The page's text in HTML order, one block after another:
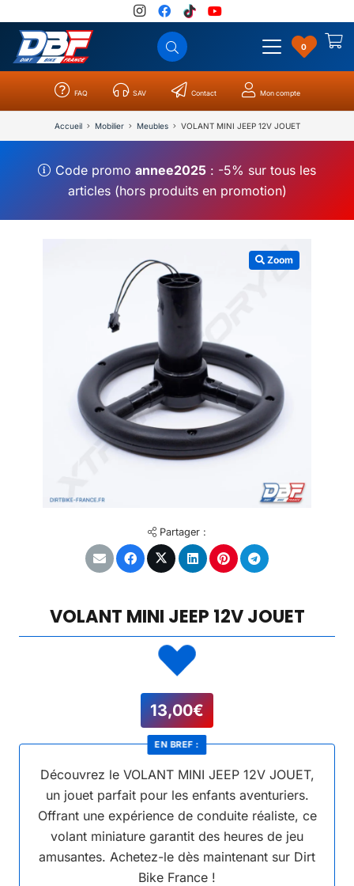
0
FAQ SAV Contact Mon compte
Accueil Mobilier Meubles VOLANT MINI JEEP 12V JOUET
Code promoannee2025 : -5% sur tous les
articles (hors produits en promotion)
Zoom
Partager :
VOLANT MINI JEEP 12V JOUET
13,00€
Découvrez le VOLANT MINI JEEP 12V JOUET,
un jouet parfait pour les enfants aventuriers.
Offrant une expérience de conduite réaliste, ce
volant miniature garantit des heures de jeu
amusantes. Achetez-le dès maintenant sur Dirt
Bike France !
EN BREF :
Catégories Résultats